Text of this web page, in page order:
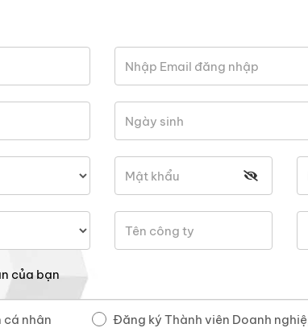
của bạn
nhân Đăng ký Thành viên Doanh